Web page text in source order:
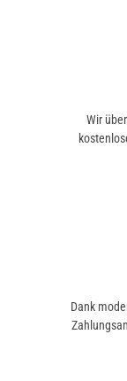
C 230
C 30 CDI
09/2002 bis
Wir
Dank